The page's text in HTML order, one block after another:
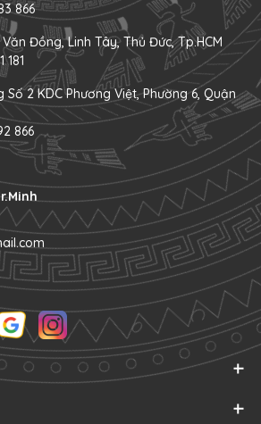
866
Văn Đồng, Linh Tây, Thủ Đức, Tp.HCM
181
Số 2 KDC Phương Việt, Phường 6, Quận
866